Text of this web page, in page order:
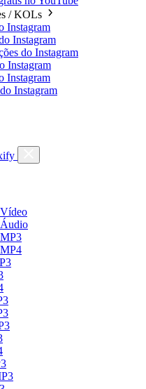
/ KOLs
Instagram
Instagram
do Instagram
Instagram
Instagram
Instagram